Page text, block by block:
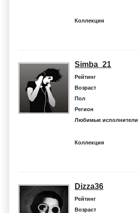
Коллекция
Simba_21
Рейтинг
Возраст
Пол
Регион
Любимые исполнители
Коллекция
Dizza36
Рейтинг
Возраст